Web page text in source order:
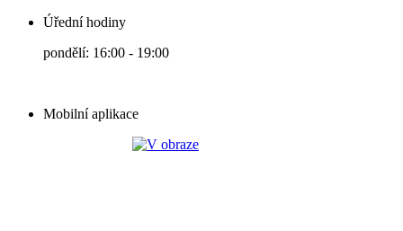
Úřední hodiny
pondělí: 16:00 - 19:00
Mobilní aplikace